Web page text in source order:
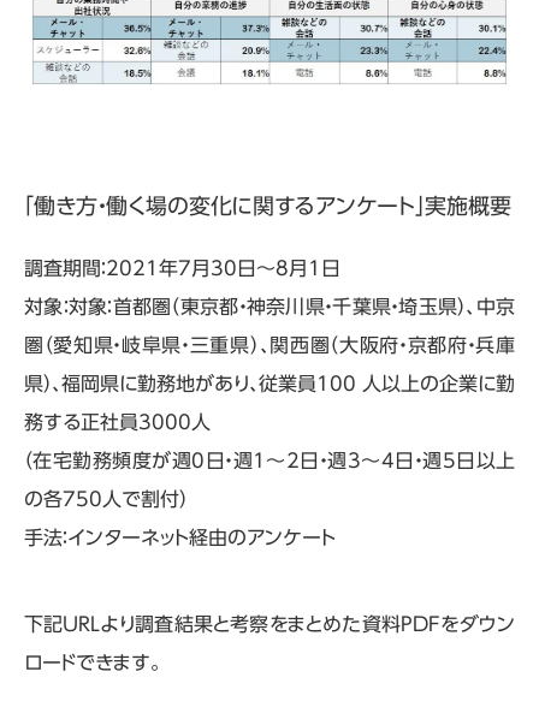
「働き方・働く場の変化に関するアンケート」実施概要
調査期間：2021年7月30日～8月1日
対象：対象：首都圏（東京都・神奈川県・千葉県・埼玉県）、中京
圏（愛知県・岐阜県・三重県）、関西圏（大阪府・京都府・兵庫
県）、福岡県に勤務地があり、従業員100 人以上の企業に勤
務する正社員3000人
（在宅勤務頻度が週0日・週1～2日・週3～4日・週5日以上
の各750人で割付）
手法：インターネット経由のアンケート
下記URLより調査結果と考察をまとめた資料PDFをダウン
ロードできます。